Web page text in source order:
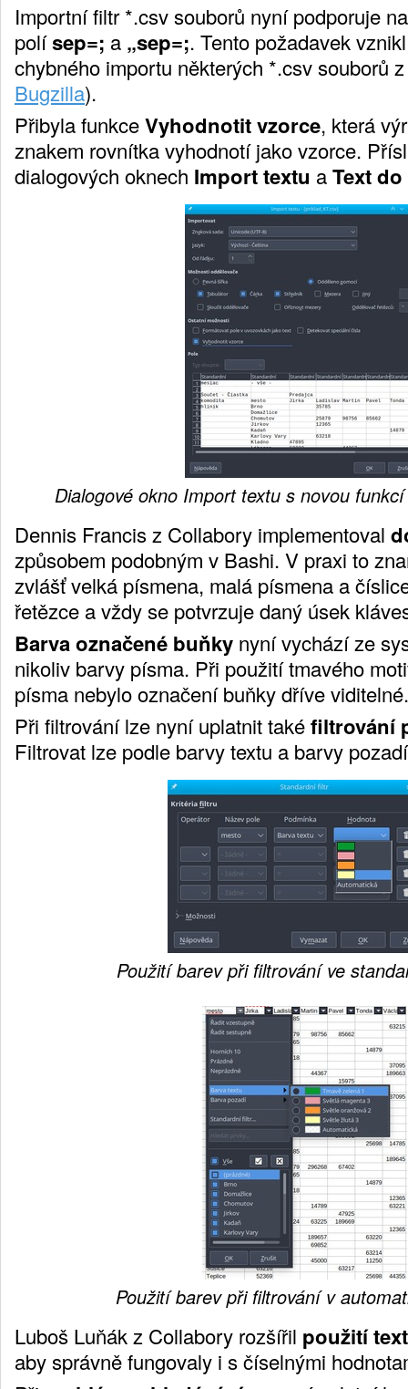
Importní filtr *.csv souborů nyní podporuje
polísep=; a „sep=;. Tento požadavek
chybného importu některých *.csv souborů
Bugzilla).
Přibyla funkceVyhodnotit vzorce, která
znakem rovnítka vyhodnotí jako vzorce.
dialogových oknech Import textu aText
Dialogové okno Import textu s novou
Dennis Francis z Collabory implementoval
způsobem podobným v Bashi. V praxi to
zvlášť velká písmena, malá písmena a
řetězce a vždy se potvrzuje daný úsek
Barva označené buňky nyní vychází ze
nikoliv barvy písma. Při použití tmavého
písma nebylo označení buňky dříve viditelné.
Při filtrování lze nyní uplatnit takéfiltrování
Filtrovat lze podle barvy textu a barvy
Použití barev při filtrování ve
Použití barev při filtrování v
Luboš Luňák z Collabory rozšířil použití
aby správně fungovaly i s číselnými